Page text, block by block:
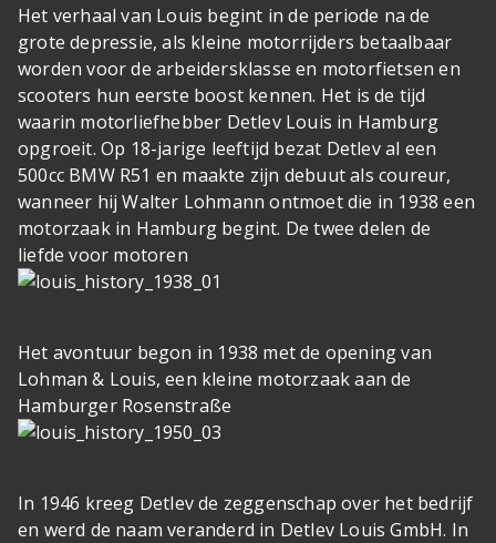
Het verhaal van Louis begint in de periode na de
grote depressie, als kleine motorrijders betaalbaar
worden voor de arbeidersklasse en motorfietsen en
scooters hun eerste boost kennen. Het is de tijd
waarin motorliefhebber Detlev Louis in Hamburg
opgroeit. Op 18-jarige leeftijd bezat Detlev al een
500cc BMW R51 en maakte zijn debuut als coureur,
wanneer hij Walter Lohmann ontmoet die in 1938 een
motorzaak in Hamburg begint. De twee delen de
liefde voor motoren
Het avontuur begon in 1938 met de opening van
Lohman & Louis, een kleine motorzaak aan de
Hamburger Rosenstraße
In 1946 kreeg Detlev de zeggenschap over het bedrijf
en werd de naam veranderd in Detlev Louis GmbH. In